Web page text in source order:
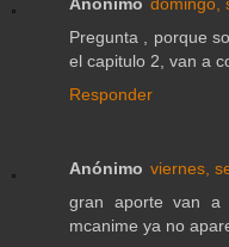
Pregunta , porque
el capitulo 2, van a
Responder
Anónimo viernes,
gran aporte van a
mcanime ya no